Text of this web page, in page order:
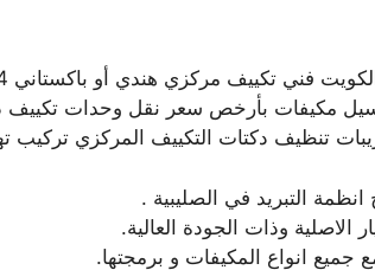
مكيفات بأرخص سعر نقل وحدات تكييف
تنظيف دكتات التكييف المركزي تركيب
التبريد في الصليبية .
الاصلية وذات الجودة العالية.
جميع انواع المكيفات و برمجتها.